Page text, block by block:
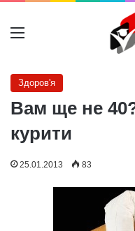
Меню
Здоров'я
Вам ще не
курити
25.01.2013 83